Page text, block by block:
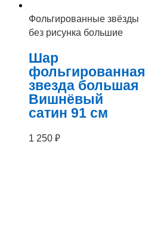
Фольгированные звёзды
без рисунка большие
Шар
фольгированная
звезда большая
Вишнёвый
сатин 91 см
1 250 ₽